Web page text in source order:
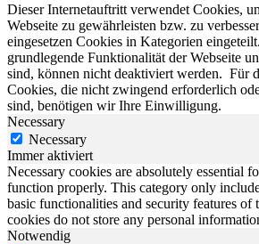
Dieser Internetauftritt verwendet Cookies,
Webseite zu gewährleisten bzw. zu
eingesetzen Cookies in Kategorien
grundlegende Funktionalität der Webseite
sind, können nicht deaktiviert werden. Für
Cookies, die nicht zwingend erforderlich
sind, benötigen wir Ihre Einwilligung.
Necessary
Necessary
Immer aktiviert
Necessary cookies are absolutely essential
function properly. This category only
basic functionalities and security features of
cookies do not store any personal
Notwendig